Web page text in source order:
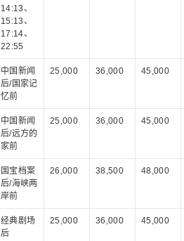
14:13、
15:13、
17:14、
22:55
中国新闻
后/国家记
忆前
25,000 36,000 45,000
中国新闻
后/远方的
家前
25,000 36,000 45,000
国宝档案
后/海峡两
岸前
26,000 38,500 48,000
经典剧场
后
25,000 36,000 45,000